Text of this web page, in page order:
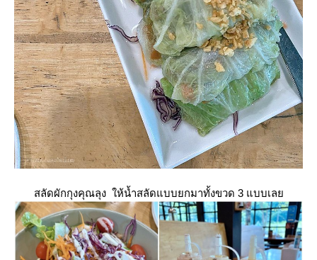
สลัดผักกุงคุณลุง ให้น้ำสลัดแบบยกมาทั้งขวด 3 แบบเล